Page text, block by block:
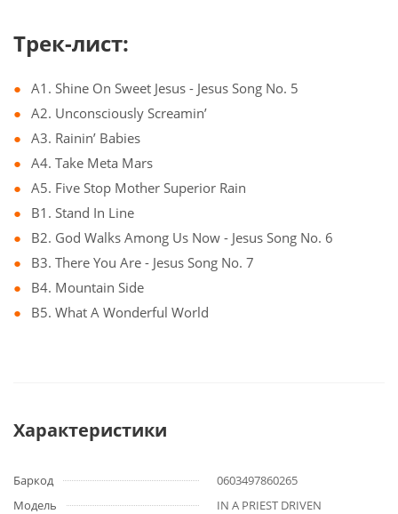
Трек-лист:
A1. Shine On Sweet Jesus - Jesus Song No. 5
A2. Unconsciously Screamin’
A3. Rainin’ Babies
A4. Take Meta Mars
A5. Five Stop Mother Superior Rain
B1. Stand In Line
B2. God Walks Among Us Now - Jesus Song No. 6
B3. There You Are - Jesus Song No. 7
B4. Mountain Side
B5. What A Wonderful World
Характеристики
Баркод
0603497860265
Модель
IN A PRIEST DRIVEN